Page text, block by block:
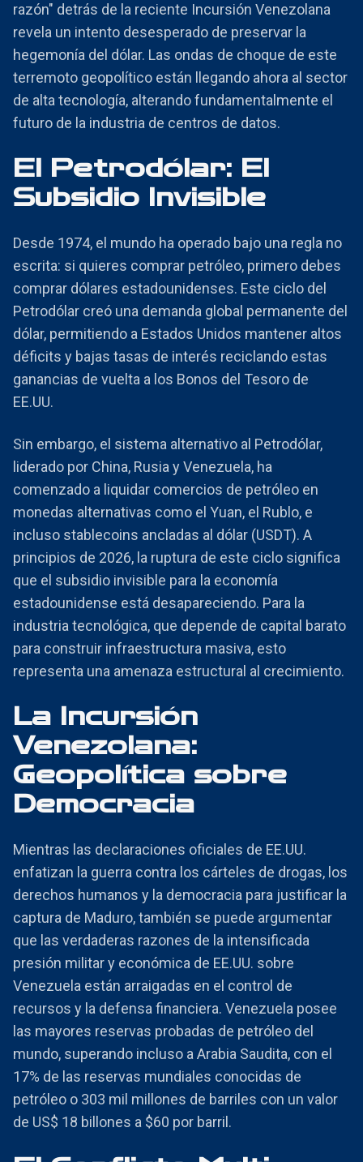
razón" detrás de la reciente Incursión Venezolana
revela un intento desesperado de preservar la
hegemonía del dólar. Las ondas de choque de este
terremoto geopolítico están llegando ahora al sector
de alta tecnología, alterando fundamentalmente el
futuro de la industria de centros de datos.
El Petrodólar: El
Subsidio Invisible
Desde 1974, el mundo ha operado bajo una regla no
escrita: si quieres comprar petróleo, primero debes
comprar dólares estadounidenses. Este ciclo del
Petrodólar creó una demanda global permanente del
dólar, permitiendo a Estados Unidos mantener altos
déficits y bajas tasas de interés reciclando estas
ganancias de vuelta a los Bonos del Tesoro de
EE.UU.
Sin embargo, el sistema alternativo al Petrodólar,
liderado por China, Rusia y Venezuela, ha
comenzado a liquidar comercios de petróleo en
monedas alternativas como el Yuan, el Rublo, e
incluso stablecoins ancladas al dólar (USDT). A
principios de 2026, la ruptura de este ciclo significa
que el subsidio invisible para la economía
estadounidense está desapareciendo. Para la
industria tecnológica, que depende de capital barato
para construir infraestructura masiva, esto
representa una amenaza estructural al crecimiento.
La Incursión
Venezolana:
Geopolítica sobre
Democracia
Mientras las declaraciones oficiales de EE.UU.
enfatizan la guerra contra los cárteles de drogas, los
derechos humanos y la democracia para justificar la
captura de Maduro, también se puede argumentar
que las verdaderas razones de la intensificada
presión militar y económica de EE.UU. sobre
Venezuela están arraigadas en el control de
recursos y la defensa financiera. Venezuela posee
las mayores reservas probadas de petróleo del
mundo, superando incluso a Arabia Saudita, con el
17% de las reservas mundiales conocidas de
petróleo o 303 mil millones de barriles con un valor
de US$ 18 billones a $60 por barril.